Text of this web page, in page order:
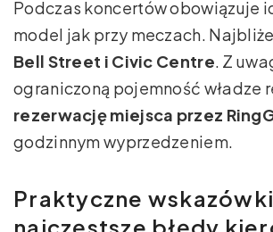
Podczas koncertów obowiązuje
model jak przy meczach.
Bell Street i Civic Centre. Z
ograniczoną pojemność władze
rezerwację miejsca przez
godzinnym wyprzedzeniem.
Praktyczne